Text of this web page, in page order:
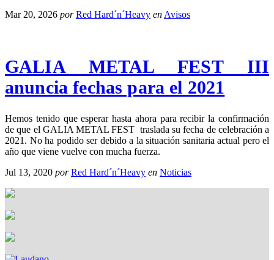
Mar 20, 2026 por Red Hard´n´Heavy en Avisos
GALIA METAL FEST III
anuncia fechas para el 2021
Hemos tenido que esperar hasta ahora para recibir la confirmación
de que el GALIA METAL FEST traslada su fecha de celebración a
2021. No ha podido ser debido a la situación sanitaria actual pero el
año que viene vuelve con mucha fuerza.
Jul 13, 2020 por Red Hard´n´Heavy en Noticias